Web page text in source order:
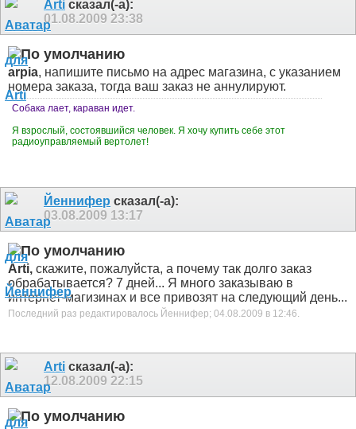
Arti сказал(-а):
01.08.2009 23:38
arpia, напишите письмо на адрес магазина, с указанием
номера заказа, тогда ваш заказ не аннулируют.
Собака лает, караван идет.
Я взрослый, состоявшийся человек. Я хочу купить себе этот
радиоуправляемый вертолет!
Йеннифер сказал(-а):
03.08.2009 13:17
Arti, скажите, пожалуйста, а почему так долго заказ
обрабатывается? 7 дней... Я много заказываю в
интернет-магизинах и все привозят на следующий день...
Последний раз редактировалось Йеннифер; 04.08.2009 в 12:46
Arti сказал(-а):
12.08.2009 22:15